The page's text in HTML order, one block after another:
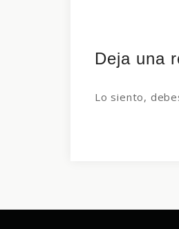
Deja una
Lo siento,